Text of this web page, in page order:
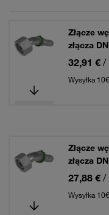
Złącze
złącza
32,91 € /
Wysyłka
Złącze
złącza
27,88 € /
Wysyłka